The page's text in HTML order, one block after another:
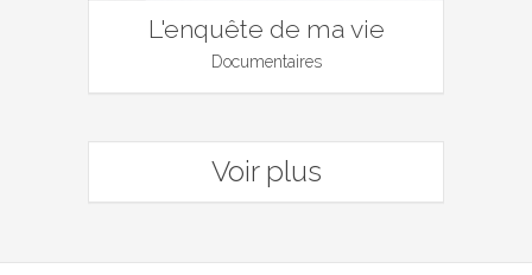
L'enquête de ma vie
Documentaires
Voir plus